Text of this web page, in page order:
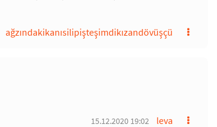
ağzındakikanısilipişteşimdikızandövüşçü
leva
15.12.2020 19:02